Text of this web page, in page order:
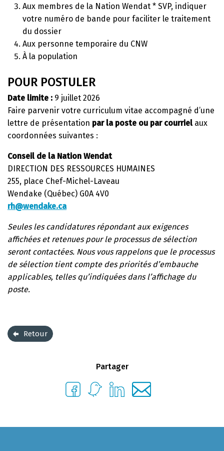
Aux membres de la Nation Wendat * SVP, indiquer
votre numéro de bande pour faciliter le traitement
du dossier
Aux personne temporaire du CNW
À la population
POUR POSTULER
Date limite : 9 juillet 2026
Faire parvenir votre curriculum vitae accompagné d’une
lettre de présentation par la poste ou par courrielaux
coordonnées suivantes :
Conseil de la Nation Wendat
DIRECTION DES RESSOURCES HUMAINES
255, place Chef-Michel-Laveau
Wendake (Québec) G0A 4V0
rh@wendake.ca
Seules les candidatures répondant aux exigences
affichées et retenues pour le processus de sélection
seront contactées. Nous vous rappelons que le processus
de sélection tient compte des priorités d’embauche
applicables, telles qu’indiquées dans l’affichage du
poste.
Retour
Partager